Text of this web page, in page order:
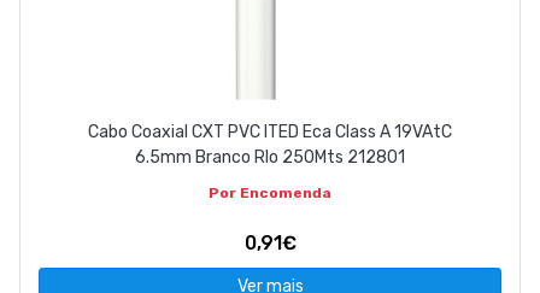
Cabo Coaxial CXT PVC ITED Eca Class A 19VAtC
6.5mm Branco Rlo 250Mts 212801
Por Encomenda
0,91€
Ver mais